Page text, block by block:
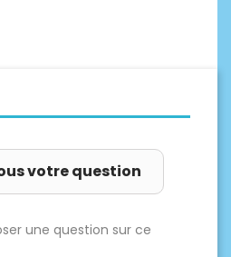
votre question
une question sur ce